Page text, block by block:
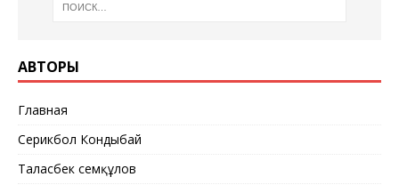
АВТОРЫ
Главная
Серикбол Кондыбай
Таласбек Әсемқұлов